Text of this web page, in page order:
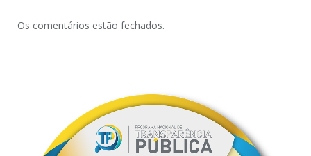
Os comentários estão fechados.